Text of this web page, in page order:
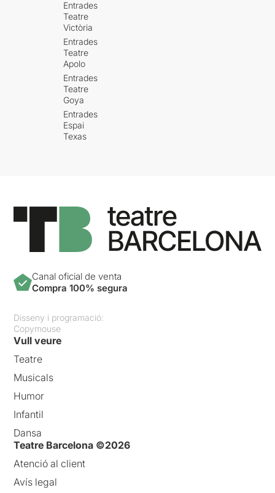
Entrades
Teatre
Victòria
Entrades
Teatre
Apolo
Entrades
Teatre
Goya
Entrades
Espai
Texas
Canal oficial de venta
Compra 100% segura
Disseny i programació:
Copymouse
Vull veure
Teatre
Musicals
Humor
Infantil
Dansa
Teatre Barcelona ©2026
Atenció al client
Avís legal